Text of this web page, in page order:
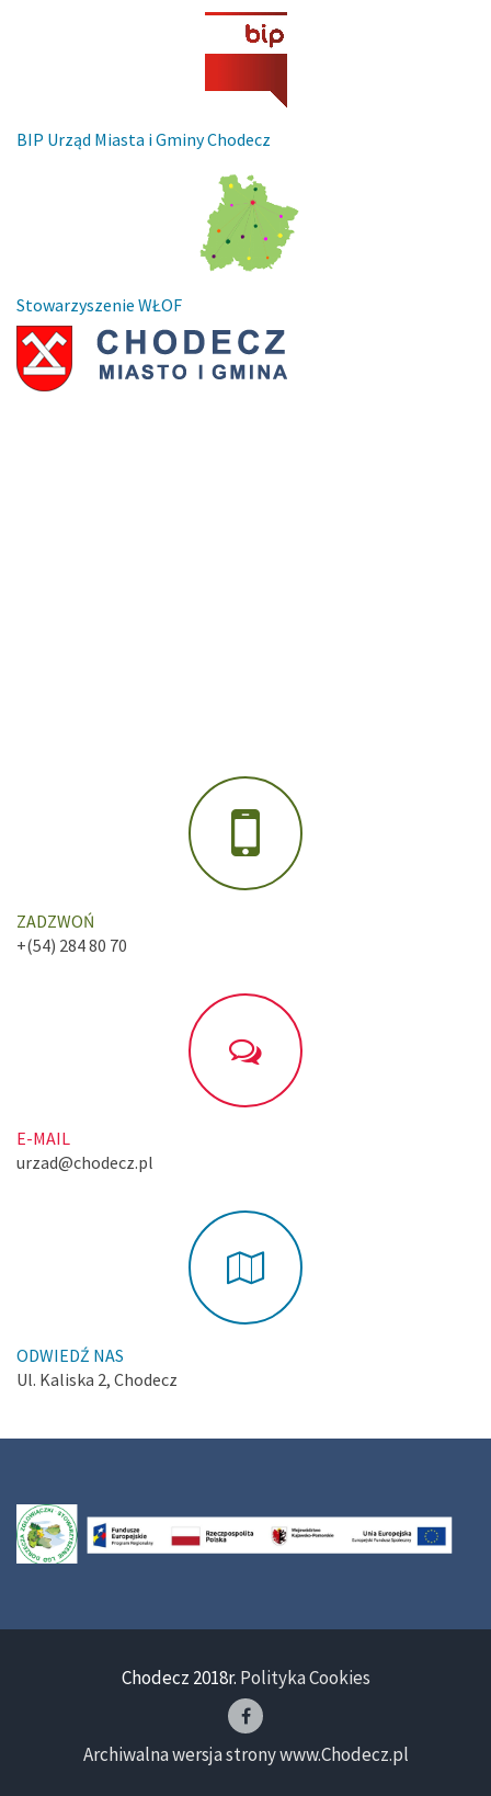
BIP Urząd Miasta i Gminy Chodecz
Stowarzyszenie WŁOF
ZADZWOŃ
+(54) 284 80 70
E-MAIL
urzad@chodecz.pl
ODWIEDŹ NAS
Ul. Kaliska 2, Chodecz
Chodecz 2018r. Polityka Cookies
Archiwalna wersja strony www.Chodecz.pl